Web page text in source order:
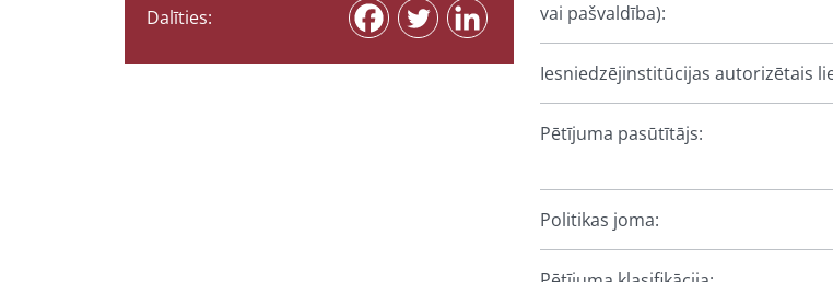
Dalīties:
vai pašvaldība):
Iesniedzējinstitūcijas autorizētais
Pētījuma pasūtītājs:
Politikas joma: